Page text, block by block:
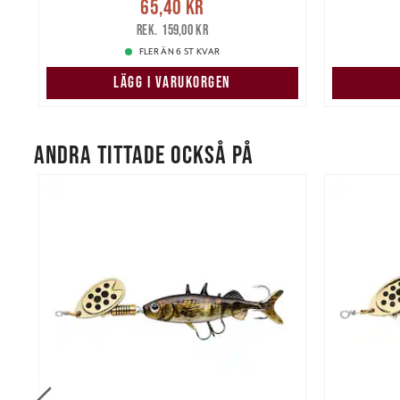
Nuvarande pris:65,40 kr
pris:159,00 kr
65,40 kr
159,00 kr
FLER ÄN 6 ST KVAR
LÄGG I VARUKORGEN
ANDRA TITTADE OCKSÅ PÅ